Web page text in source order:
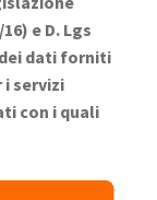
e D. Lgs
dati forniti
servizi
con i quali